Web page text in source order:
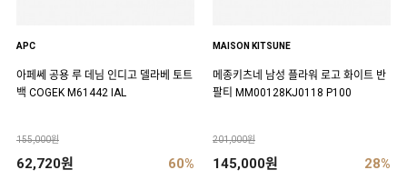
APC
아페쎄 공용 루 데님 인디고 델라베 토트
백 COGEK M61442 IAL
155,000원
62,720원 60%
MAISON KITSUNE
메종키츠네 남성 플라워 로고 화이트 반
팔티 MM00128KJ0118 P100
201,000원
145,000원 28%